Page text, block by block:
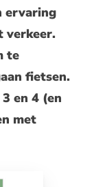
ervaring
verkeer.
te
fietsen.
en 4 (en
met